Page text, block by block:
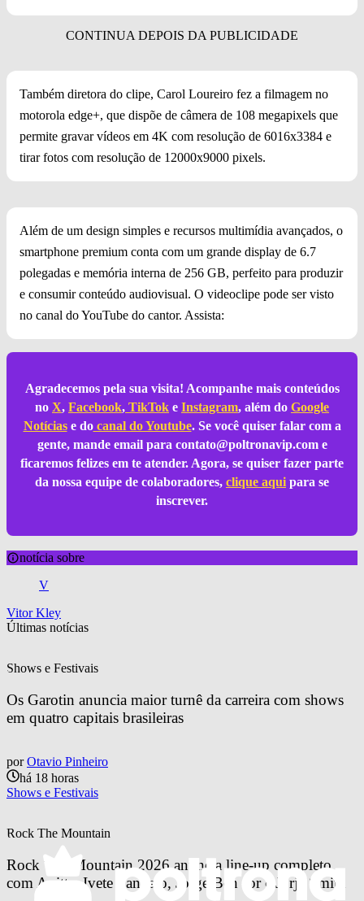
Também diretora do clipe, Carol Loureiro fez a filmagem no
motorola edge+, que dispõe de câmera de 108 megapixels que
permite gravar vídeos em 4K com resolução de 6016x3384 e
tirar fotos com resolução de 12000x9000 pixels.
Além de um design simples e recursos multimídia avançados, o
smartphone premium conta com um grande display de 6.7
polegadas e memória interna de 256 GB, perfeito para produzir
e consumir conteúdo audiovisual. O videoclipe pode ser visto
no canal do YouTube do cantor. Assista:
Agradecemos pela sua visita! Acompanhe mais conteúdos
no X, Facebook, TikTok e Instagram, além do Google
Notíciase docanal do Youtube. Se você quiser falar com a
gente, mande email para contato@poltronavip.come
ficaremos felizes em te atender. Agora, se quiser fazer parte
da nossa equipe de colaboradores, clique aqui para se
inscrever.
notícia sobre
V
Vitor Kley
Últimas notícias
Shows e Festivais
Os Garotin anuncia maior turnê da carreira com shows
em quatro capitais brasileiras
por Otavio Pinheiro
há 18 horas
Shows e Festivais
Rock The Mountain
Rock The Mountain 2026 anuncia line-up completo
com Anitta, Ivete Sangalo, Jorge Ben Jor e Jorja Smith